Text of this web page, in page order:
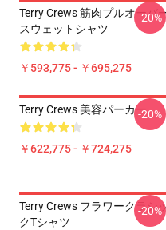
Terry Crews 筋肉プルオーバ
スウェットシャツ
￥593,775 - ￥695,275
-20%
Terry Crews 美容パーカー
￥622,775 - ￥724,275
-20%
Terry Crews フラワークラシ
クTシャツ
-20%